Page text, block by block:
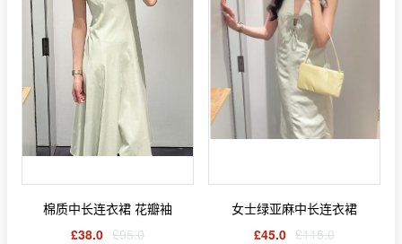
棉质中长连衣裙 花瓣袖
£38.0 £95.0
女士绿亚麻中长连衣裙
£45.0 £115.0